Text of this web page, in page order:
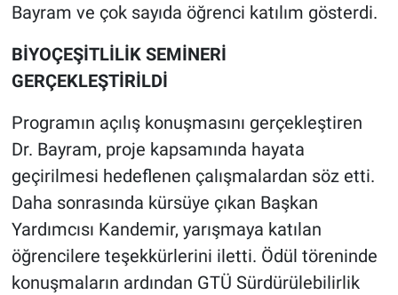
Bayram ve çok sayıda öğrenci katılım gösterdi.
BİYOÇEŞİTLİLİK SEMİNERİ
GERÇEKLEŞTİRİLDİ
Programın açılış konuşmasını gerçekleştiren
Dr. Bayram, proje kapsamında hayata
geçirilmesi hedeflenen çalışmalardan söz etti.
Daha sonrasında kürsüye çıkan Başkan
Yardımcısı Kandemir, yarışmaya katılan
öğrencilere teşekkürlerini iletti. Ödül töreninde
konuşmaların ardından GTÜ Sürdürülebilirlik